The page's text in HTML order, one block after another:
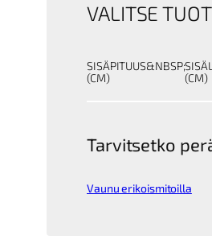
VALITSE
SISÄPITUUS&NBSP;
(CM)
(CM)
Tarvitsetko
Vaunu erikoismitoilla